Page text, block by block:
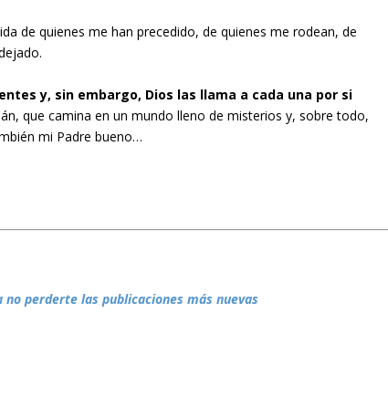
de quienes me han precedido, de quienes me rodean, de
y, sin embargo, Dios las llama a cada una por si
que camina en un mundo lleno de misterios y, sobre todo,
mi Padre bueno…
perderte las publicaciones más nuevas